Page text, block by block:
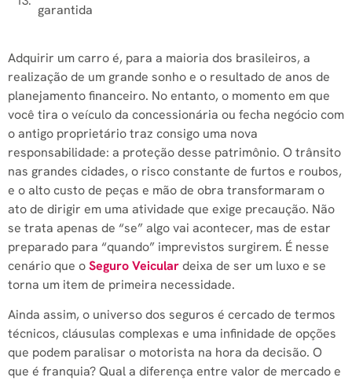
garantida
Adquirir um carro é, para a maioria dos brasileiros, a
realização de um grande sonho e o resultado de anos de
planejamento financeiro. No entanto, o momento em que
você tira o veículo da concessionária ou fecha negócio com
o antigo proprietário traz consigo uma nova
responsabilidade: a proteção desse patrimônio. O trânsito
nas grandes cidades, o risco constante de furtos e roubos,
e o alto custo de peças e mão de obra transformaram o
ato de dirigir em uma atividade que exige precaução. Não
se trata apenas de “se” algo vai acontecer, mas de estar
preparado para “quando” imprevistos surgirem. É nesse
cenário que oSeguro Veiculardeixa de ser um luxo e se
torna um item de primeira necessidade.
Ainda assim, o universo dos seguros é cercado de termos
técnicos, cláusulas complexas e uma infinidade de opções
que podem paralisar o motorista na hora da decisão. O
que é franquia? Qual a diferença entre valor de mercado e